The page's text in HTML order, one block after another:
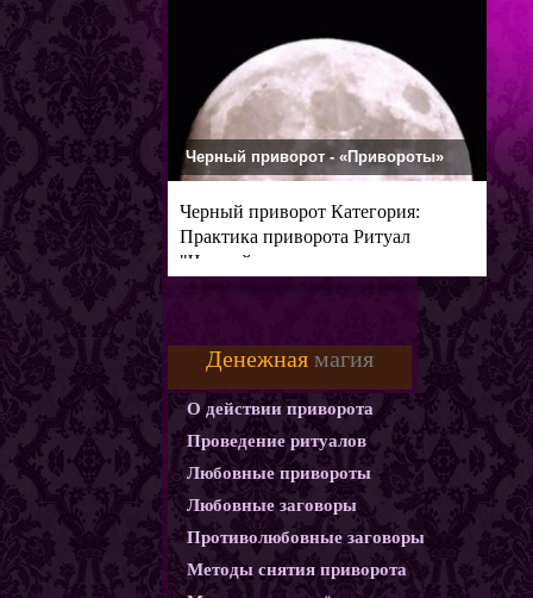
Черный приворот - «Привороты»
Черный приворот Категория:
Практика приворота Ритуал
"Черный
Денежная магия
О действии приворота
Проведение ритуалов
Любовные привороты
Любовные заговоры
Противолюбовные заговоры
Методы снятия приворота